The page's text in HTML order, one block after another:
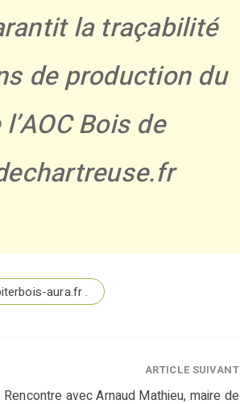
la traçabilité
de production du
Bois de
aura.fr .
ARTICLE SUIVANT
Rencontre avec Arnaud Mathieu, maire de